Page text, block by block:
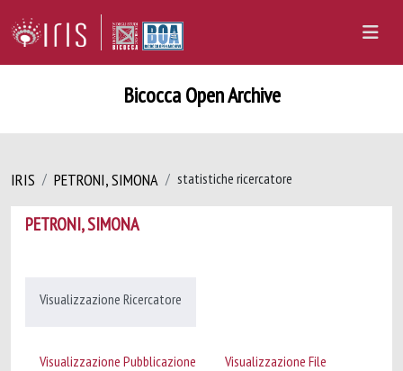
Bicocca Open Archive
IRIS PETRONI, SIMONA statistiche ricercatore
PETRONI, SIMONA
Visualizzazione Ricercatore
Visualizzazione Pubblicazione Visualizzazione File